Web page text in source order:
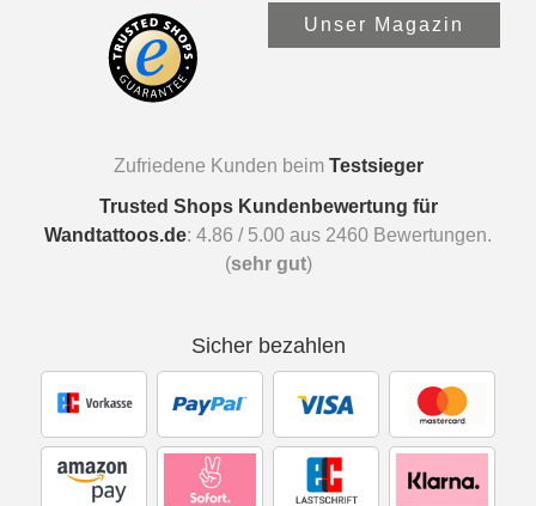
Unser Magazin
Zufriedene Kunden beim Testsieger
Trusted Shops Kundenbewertung für
Wandtattoos.de: 4.86 / 5.00 aus 2460 Bewertungen.
(sehr gut)
Sicher bezahlen